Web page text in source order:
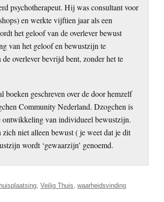
psychotherapeut. Hij was consultant voor
en werkte vijftien jaar als een
het geloof van de overlever bewust
van het geloof en bewustzijn te
overlever bevrijd bent, zonder het te
geschreven over de door hemzelf
Community Nederland. Dzogchen is
ontwikkeling van individueel bewustzijn.
niet alleen bewust ( je weet dat je dit
wordt ‘gewaarzijn’ genoemd.
, Veilig Thuis, waarheidsvinding